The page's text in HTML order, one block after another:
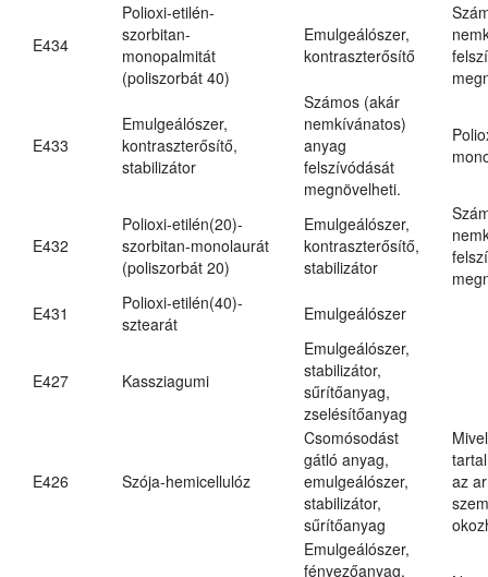
E434
Polioxi-etilén-
szorbitan-
monopalmitát
(poliszorbát 40)
Emulgeálószer,
kontraszterősítő
E433
Emulgeálószer,
kontraszterősítő,
stabilizátor
Számos (akár
nemkívánatos)
anyag
felszívódását
megnövelheti.
E432
Polioxi-etilén(20)-
szorbitan-monolaurát
(poliszorbát 20)
Emulgeálószer,
kontraszterősítő,
stabilizátor
E431
Polioxi-etilén(40)-
sztearát
Emulgeálószer
E427 Kassziagumi
Emulgeálószer,
stabilizátor,
sűrítőanyag,
zselésítőanyag
E426 Szója-hemicellulóz
Csomósodást
gátló anyag,
emulgeálószer,
stabilizátor,
sűrítőanyag
az
Emulgeálószer,
fényezőanyag,